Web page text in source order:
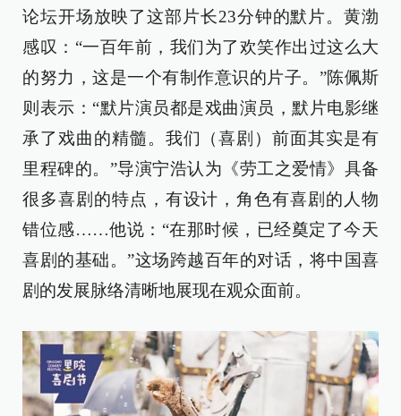
论坛开场放映了这部片长23分钟的默片。黄渤
感叹：“一百年前，我们为了欢笑作出过这么大
的努力，这是一个有制作意识的片子。”陈佩斯
则表示：“默片演员都是戏曲演员，默片电影继
承了戏曲的精髓。我们（喜剧）前面其实是有
里程碑的。”导演宁浩认为《劳工之爱情》具备
很多喜剧的特点，有设计，角色有喜剧的人物
错位感……他说：“在那时候，已经奠定了今天
喜剧的基础。”这场跨越百年的对话，将中国喜
剧的发展脉络清晰地展现在观众面前。